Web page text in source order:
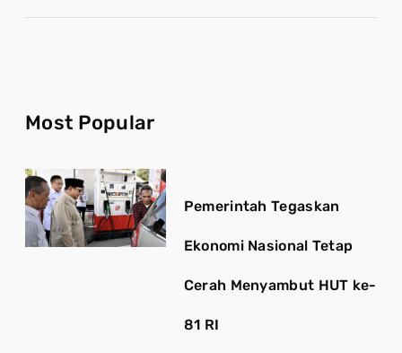
Most Popular
Pemerintah Tegaskan
Ekonomi Nasional Tetap
Cerah Menyambut HUT ke-
81 RI